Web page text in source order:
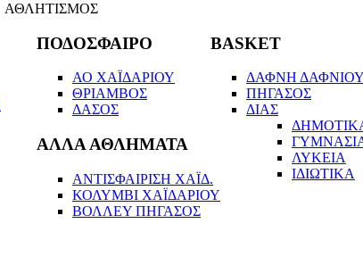
ΑΘΛΗΤΙΣΜΟΣ
ΠΟΔΟΣΦΑΙΡΟ
ΑΟ ΧΑΪΔΑΡΙΟΥ
ΘΡΙΑΜΒΟΣ
ΔΑΣΟΣ
BASKET
ΔΑΦΝΗ ΔΑΦΝΙΟΥ
ΠΗΓΑΣΟΣ
ΔΙΑΣ
ΑΛΛΑ ΑΘΛΗΜΑΤΑ
ΑΝΤΙΣΦΑΙΡΙΣΗ ΧΑΪΔ.
ΚΟΛΥΜΒΙ ΧΑΪΔΑΡΙΟΥ
ΒΟΛΛΕΥ ΠΗΓΑΣΟΣ
ΛΥΚΕΙΑ
ΙΔΙΩΤΙΚΑ